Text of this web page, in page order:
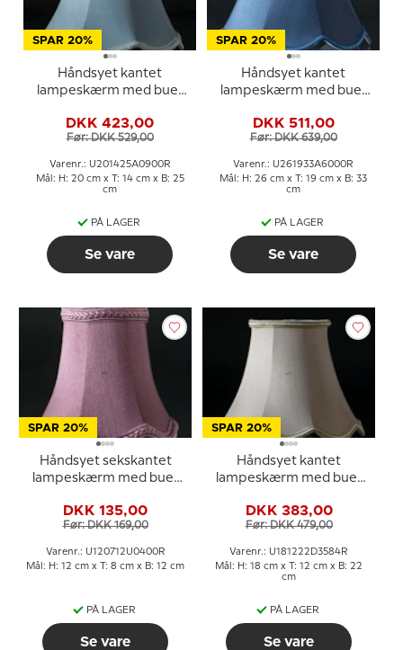
SPAR 20%
Håndsyet kantet
lampeskærm med buer
silke stof
DKK 423,00
Før: DKK 529,00
Varenr.: U201425A0900R
Mål: H: 20 cm x T: 14 cm x B: 25
cm
PÅ LAGER
Se vare
SPAR 20%
Håndsyet kantet
lampeskærm med buer
silke stof
DKK 511,00
Før: DKK 639,00
Varenr.: U261933A6000R
Mål: H: 26 cm x T: 19 cm x B: 33
cm
PÅ LAGER
Se vare
SPAR 20%
Håndsyet sekskantet
lampeskærm med buer
rosa silke stof
DKK 135,00
Før: DKK 169,00
Varenr.: U120712U0400R
Mål: H: 12 cm x T: 8 cm x B: 12 cm
PÅ LAGER
Se vare
SPAR 20%
Håndsyet kantet
lampeskærm med buer
med off white silke
DKK 383,00
Før: DKK 479,00
Varenr.: U181222D3584R
Mål: H: 18 cm x T: 12 cm x B: 22
cm
PÅ LAGER
Se vare